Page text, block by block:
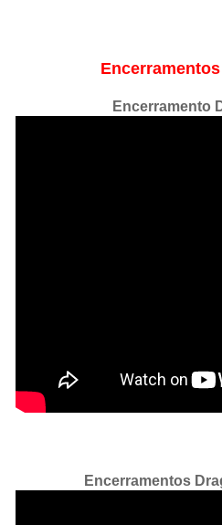
Encerramento
Encerramentos